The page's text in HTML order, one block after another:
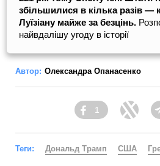
збільшилися в кілька разів —
Луїзіану майже за безцінь.
найвдалішу угоду в історії
Автор: Олександра Опанасенко
Facebook
1
Теги: Дональд Трамп США